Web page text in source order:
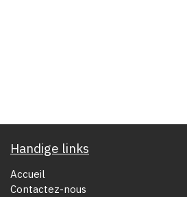
Handige links
Accueil
Contactez-nous